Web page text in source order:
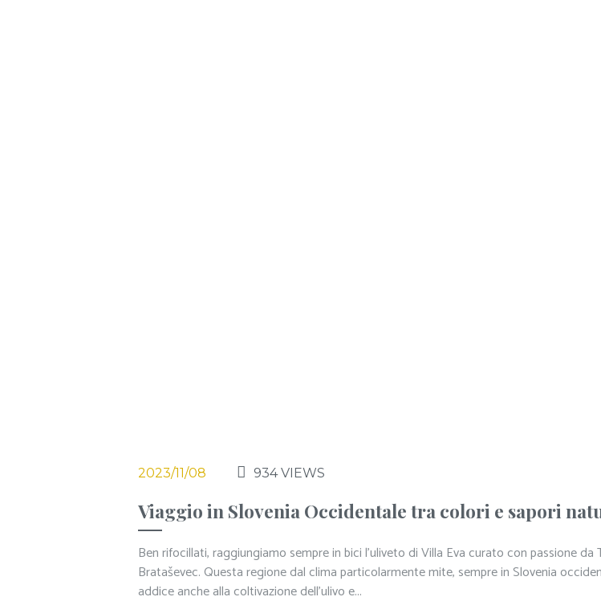
2023/11/08 934VIEWS
Viaggio in Slovenia Occidentale tra colori e sapori
Ben rifocillati, raggiungiamo sempre in bici l’uliveto di Villa Eva curato con passione da
Brataševec. Questa regione dal clima particolarmente mite, sempre in Slovenia
addice anche alla coltivazione dell’ulivo e...